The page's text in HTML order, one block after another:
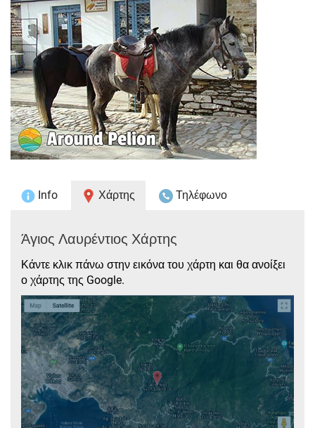
Info Χάρτης Τηλέφωνο
Άγιος Λαυρέντιος Χάρτης
Κάντε κλικ πάνω στην εικόνα του χάρτη και θα ανοίξει
ο χάρτης της Google.